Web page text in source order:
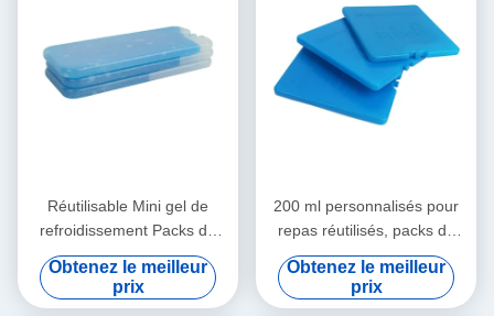
Réutilisable Mini gel de
refroidissement Packs de
glace pour le déjeuner Packs
de congélateur durables
pour les aliments surgelés
Obtenez le meilleur
prix
200 ml personnalisés pour
repas réutilisés, packs de
glace en gel, plaque de
refroidissement pour la
maison, pour les aliments
Obtenez le meilleur
prix